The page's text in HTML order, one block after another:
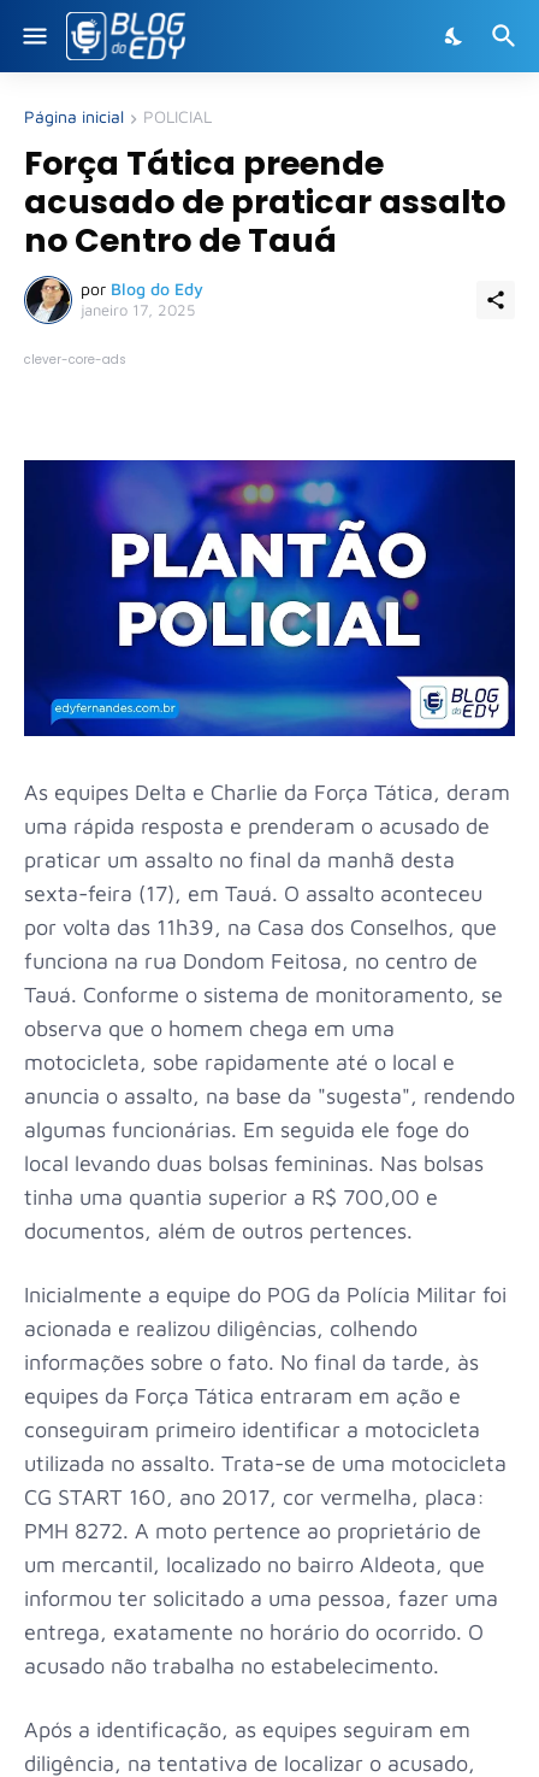
Página inicial POLICIAL
Força Tática preende
acusado de praticar assalto
no Centro de Tauá
por Blog do Edy
janeiro 17, 2025
clever-core-ads
As equipes Delta e Charlie da Força Tática, deram
uma rápida resposta e prenderam o acusado de
praticar um assalto no final da manhã desta
sexta-feira (17), em Tauá. O assalto aconteceu
por volta das 11h39, na Casa dos Conselhos, que
funciona na rua Dondom Feitosa, no centro de
Tauá. Conforme o sistema de monitoramento, se
observa que o homem chega em uma
motocicleta, sobe rapidamente até o local e
anuncia o assalto, na base da "sugesta", rendendo
algumas funcionárias. Em seguida ele foge do
local levando duas bolsas femininas. Nas bolsas
tinha uma quantia superior a R$ 700,00 e
documentos, além de outros pertences.
Inicialmente a equipe do POG da Polícia Militar foi
acionada e realizou diligências, colhendo
informações sobre o fato. No final da tarde, às
equipes da Força Tática entraram em ação e
conseguiram primeiro identificar a motocicleta
utilizada no assalto. Trata-se de uma motocicleta
CG START 160, ano 2017, cor vermelha, placa:
PMH 8272. A moto pertence ao proprietário de
um mercantil, localizado no bairro Aldeota, que
informou ter solicitado a uma pessoa, fazer uma
entrega, exatamente no horário do ocorrido. O
acusado não trabalha no estabelecimento.
Após a identificação, as equipes seguiram em
diligência, na tentativa de localizar o acusado,